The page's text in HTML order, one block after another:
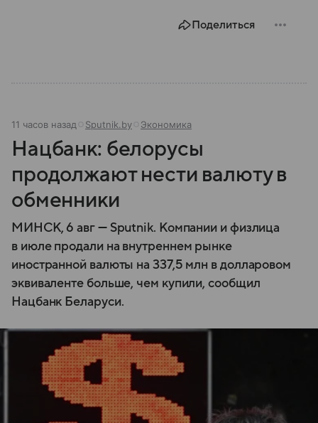
Поделиться
11 часов назад Sputnik.by Экономика
Нацбанк: белорусы
продолжают нести валюту в
обменники
МИНСК, 6 авг — Sputnik. Компании и физлица
в июле продали на внутреннем рынке
иностранной валюты на 337,5 млн в долларовом
эквиваленте больше, чем купили, сообщил
Нацбанк Беларуси.